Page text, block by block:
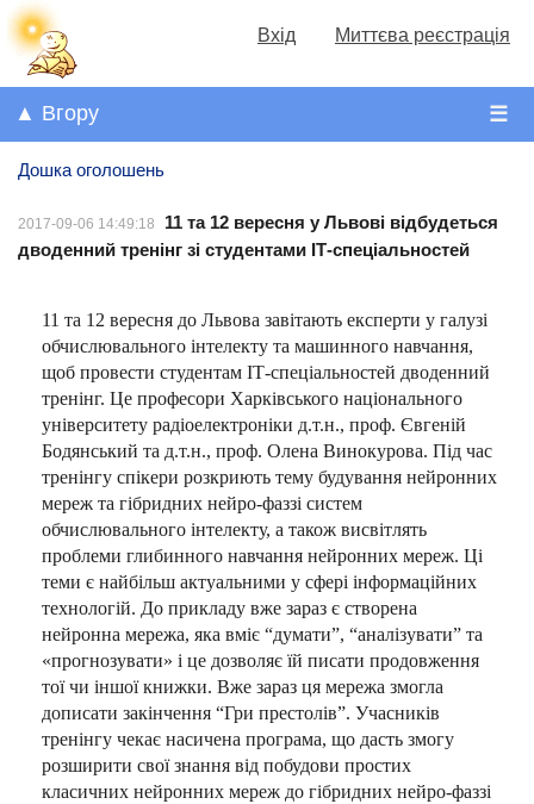
Вхід Миттєва реєстрація
☰
▲ Вгору
Дошка оголошень
2017-09-06 14:49:18
11 та 12 вересня у Львові відбудеться
дводенний тренінг зі студентами ІТ-спеціальностей
11 та 12 вересня до Львова завітають експерти у галузі
обчислювального інтелекту та машинного навчання,
щоб провести студентам ІТ-спеціальностей дводенний
тренінг. Це професори Харківського національного
університету радіоелектроніки д.т.н., проф. Євгеній
Бодянський та д.т.н., проф. Олена Винокурова. Під час
тренінгу спікери розкриють тему будування нейронних
мереж та гібридних нейро-фаззі систем
обчислювального інтелекту, а також висвітлять
проблеми глибинного навчання нейронних мереж. Ці
теми є найбільш актуальними у сфері інформаційних
технологій. До прикладу вже зараз є створена
нейронна мережа, яка вміє “думати”, “аналізувати” та
«прогнозувати» і це дозволяє їй писати продовження
тої чи іншої книжки. Вже зараз ця мережа змогла
дописати закінчення “Гри престолів”. Учасників
тренінгу чекає насичена програма, що дасть змогу
розширити свої знання від побудови простих
класичних нейронних мереж до гібридних нейро-фаззі